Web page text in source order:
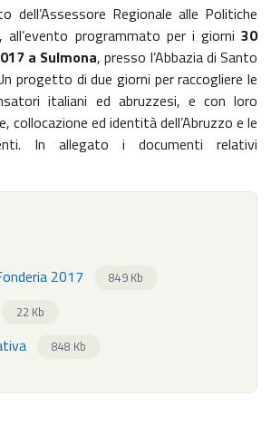
dell’Assessore Regionale alle Politiche
all’evento programmato per i giorni 30
a Sulmona, presso l’Abbazia di Santo
progetto di due giorni per raccogliere le
italiani ed abruzzesi, e con loro
collocazione ed identità dell’Abruzzo e le
In allegato i documenti relativi
2017 849 Kb
22 Kb
848 Kb